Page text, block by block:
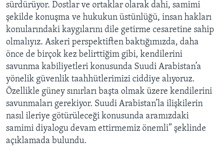
sürdürüyor. Dostlar ve ortaklar olarak dahi, samimi
şekilde konuşma ve hukukun üstünlüğü, insan hakları
konularındaki kaygılarını dile getirme cesaretine sahip
olmalıyız. Askeri perspektiften baktığımızda, daha
önce de birçok kez belirttiğim gibi, kendilerini
savunma kabiliyetleri konusunda Suudi Arabistan’a
yönelik güvenlik taahhütlerimizi ciddiye alıyoruz.
Özellikle güney sınırları başta olmak üzere kendilerini
savunmaları gerekiyor. Suudi Arabistan’la ilişkilerin
nasıl ileriye götürüleceği konusunda aramızdaki
samimi diyalogu devam ettirmemiz önemli” şeklinde
açıklamada bulundu.